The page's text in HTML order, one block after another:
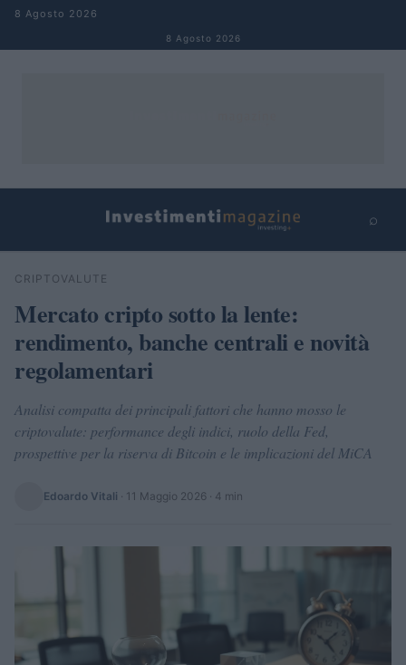
Salta al contenuto
8 Agosto 2026
8 Agosto 2026
⌕
Cerca
CRIPTOVALUTE
Mercato cripto sotto la lente:
rendimento, banche centrali e novità
regolamentari
Analisi compatta dei principali fattori che hanno mosso le
criptovalute: performance degli indici, ruolo della Fed,
prospettive per la riserva di Bitcoin e le implicazioni del MiCA
Edoardo Vitali · 11 Maggio 2026 · 4 min